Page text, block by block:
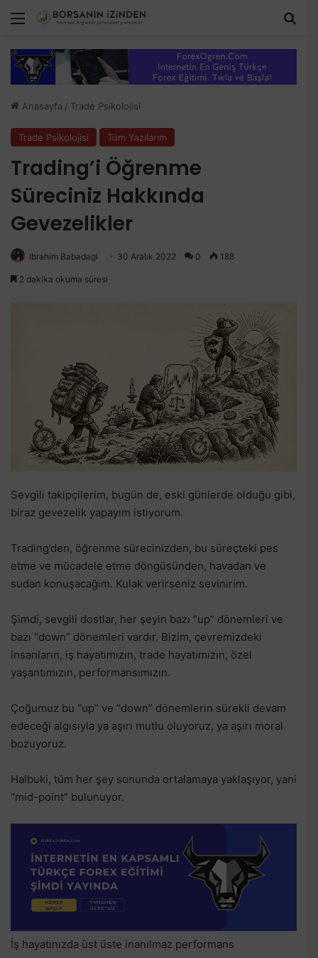
Menü
Anasayfa / Trade Psikolojisi
Trade Psikolojisi Tüm Yazılarım
Trading’i Öğrenme
Süreciniz Hakkında
Gevezelikler
Ibrahim Babadagi 30 Aralık 2022 0 188
2 dakika okuma süresi
Sevgili takipçilerim, bugün de, eski günlerde olduğu gibi,
biraz gevezelik yapayım istiyorum.
Trading’den, öğrenme sürecinizden, bu süreçteki pes
etme ve mücadele etme döngüsünden, havadan ve
sudan konuşacağım. Kulak verirseniz sevinirim.
Şimdi, sevgili dostlar, her şeyin bazı “up” dönemleri ve
bazı “down” dönemleri vardır. Bizim, çevremizdeki
insanların, iş hayatımızın, trade hayatımızın, özel
yaşantımızın, performansımızın.
Çoğumuz bu “up” ve “down” dönemlerin sürekli devam
edeceği algısıyla ya aşırı mutlu oluyoruz, ya aşırı moral
bozuyoruz.
Halbuki, tüm her şey sonunda ortalamaya yaklaşıyor, yani
“mid-point” bulunuyor.
İş hayatınızda üst üste inanılmaz performans